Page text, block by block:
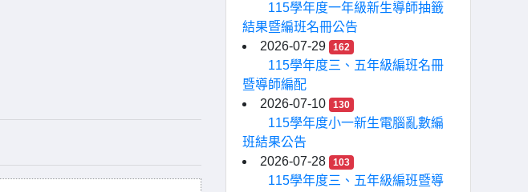
115學年度一年級新生導師抽籤
結果暨編班名冊公告
2026-07-29
162
115學年度三、五年級編班名冊
暨導師編配
2026-07-10
130
115學年度小一新生電腦亂數編
班結果公告
2026-07-28
103
115學年度三、五年級編班暨導